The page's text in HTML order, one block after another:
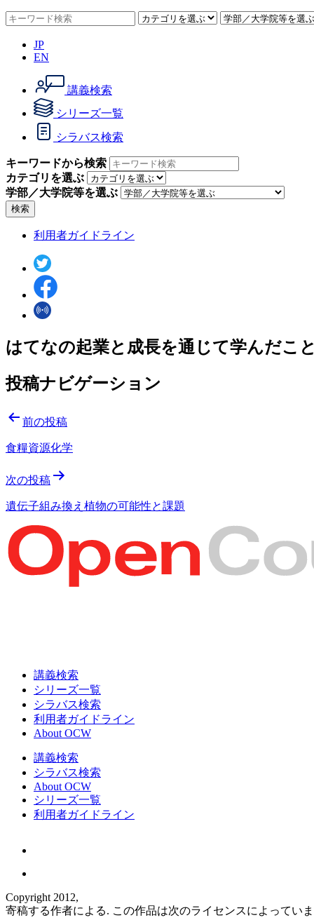
JP
EN
講義検索
シリーズ一覧
シラバス検索
キーワードから検索
カテゴリを選ぶ
学部／大学院等を選ぶ
検索
利用者ガイドライン
はてなの起業と成長を通じて学んだこ
投稿ナビゲーション
前の投稿
食糧資源化学
次の投稿
遺伝子組み換え植物の可能性と課題
講義検索
シリーズ一覧
シラバス検索
利用者ガイドライン
About OCW
講義検索
シラバス検索
About OCW
シリーズ一覧
利用者ガイドライン
Copyright 2012,
寄稿する作者による. この作品は次のライセンスによってい